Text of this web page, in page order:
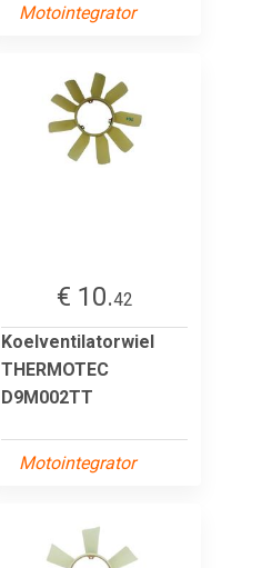
Motointegrator
€ 10.42
Koelventilatorwiel
THERMOTEC
D9M002TT
Motointegrator